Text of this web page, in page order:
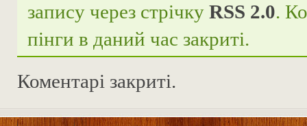
запису через стрічку RSS 2.0.
пінги в даний час закриті.
Коментарі закриті.